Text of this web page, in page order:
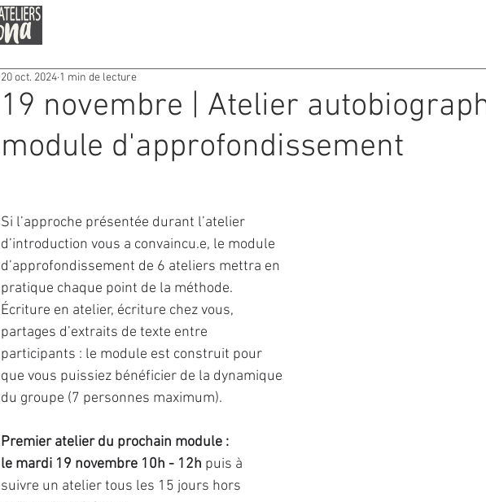
19 novembre | Atelier
module d'approfondissement
20 oct. 2024 1 min de lecture
Si l’approche présentée durant l’atelier
d’introduction vous a convaincu.e, le module
d’approfondissement de 6 ateliers mettra en
pratique chaque point de la méthode.
Écriture en atelier, écriture chez vous,
partages d’extraits de texte entre
participants : le module est construit pour
que vous puissiez bénéficier de la dynamique
du groupe (7 personnes maximum).
Premier atelier du prochain module :
le mardi 19 novembre 10h - 12h puis à
suivre un atelier tous les 15 jours hors